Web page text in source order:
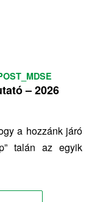
– 2026
a hozzánk járó
talán az egyik